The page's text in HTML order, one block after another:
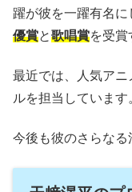
躍が彼を一躍有名
優賞と歌唱賞を受賞
最近では、人気アニ
ルを担当しています
今後も彼のさらなる